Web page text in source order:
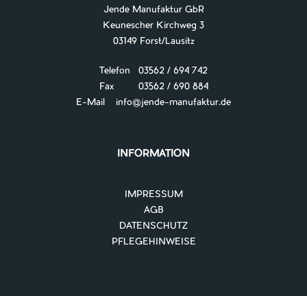
Jende Manufaktur GbR
Keunescher Kirchweg 3
03149 Forst/Lausitz
Telefon 03562 / 694 742
Fax 03562 / 690 884
E-Mail
info@jende-manufaktur.de
INFORMATION
IMPRESSUM
AGB
DATENSCHUTZ
PFLEGEHINWEISE